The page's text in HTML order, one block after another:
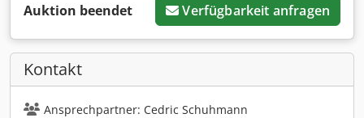
Auktion beendet Verfügbarkeit anfragen
Kontakt
Ansprechpartner: Cedric Schuhmann